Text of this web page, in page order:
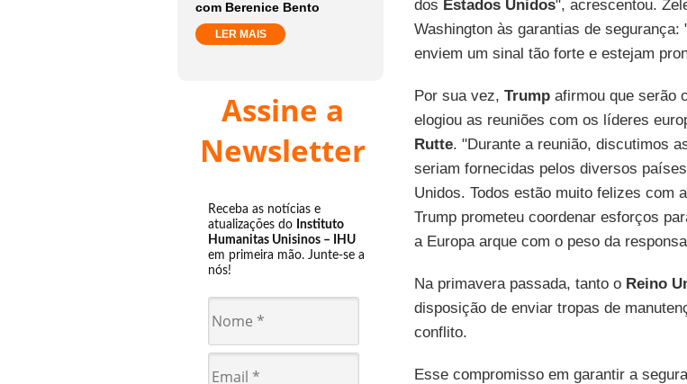
com Berenice Bento
LER MAIS
Assine a
Newsletter
Receba as notícias e
atualizações do Instituto
Humanitas Unisinos – IHU
em primeira mão. Junte-se a
nós!
dos Estados Unidos", acrescentou.
Washington às garantias de
enviem um sinal tão forte e estejam
Por sua vez, Trumpafirmou que serão
elogiou as reuniões com os líderes
Rutte. "Durante a reunião, discutimos
seriam fornecidas pelos diversos
Unidos. Todos estão muito felizes com
Trump prometeu coordenar esforços
a Europa arque com o peso da
Na primavera passada, tanto o Reino
disposição de enviar tropas de
conflito.
Esse compromisso em garantir a